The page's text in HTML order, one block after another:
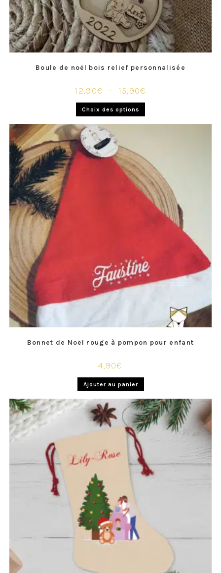
Boule de noël bois relief personnalisée
12,90€ – 15,90€
Choix des options
Bonnet de Noël rouge à pompon pour enfant
4,90€
Ajouter au panier